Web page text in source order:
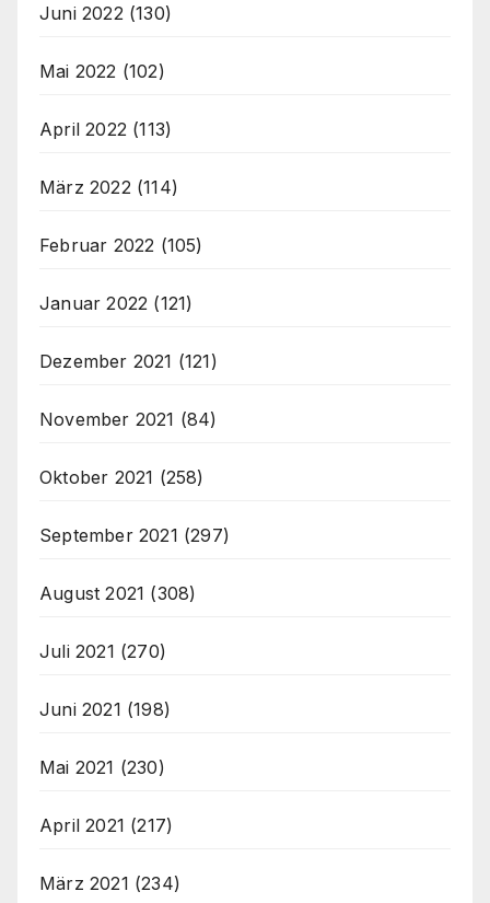
Juni 2022 (130)
Mai 2022 (102)
April 2022 (113)
März 2022 (114)
Februar 2022 (105)
Januar 2022 (121)
Dezember 2021 (121)
November 2021 (84)
Oktober 2021 (258)
September 2021 (297)
August 2021 (308)
Juli 2021 (270)
Juni 2021 (198)
Mai 2021 (230)
April 2021 (217)
März 2021 (234)